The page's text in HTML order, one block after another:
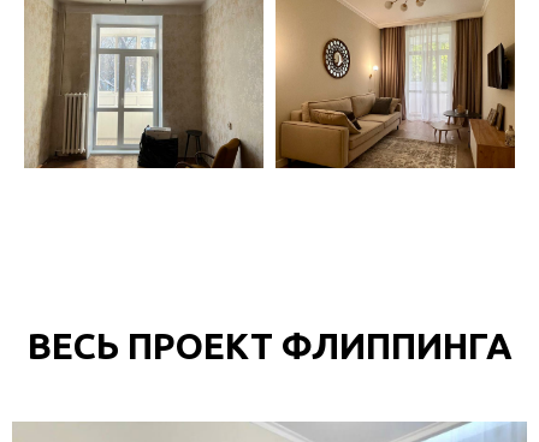
ВЕСЬ ПРОЕКТ ФЛИППИНГА